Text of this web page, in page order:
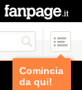
Comincia
da qui!